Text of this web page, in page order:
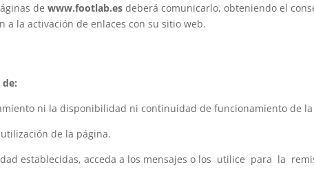
dewww.footlab.esdeberá comunicarlo, obteniendo el
a la activación de enlaces con su sitio web.
ni la disponibilidad ni continuidad de funcionamiento de
de la página.
establecidas, acceda a los mensajes o los utilice para la